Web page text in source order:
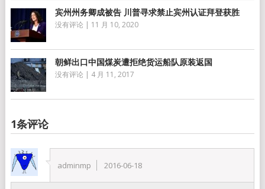
宾州州务卿成被告 川普寻求禁止宾州认证拜登获胜
没有评论 | 11 月 10, 2020
朝鲜出口中国煤炭遭拒绝货运船队原装返国
没有评论 | 4 月 11, 2017
1条评论
adminmp 2016-06-18